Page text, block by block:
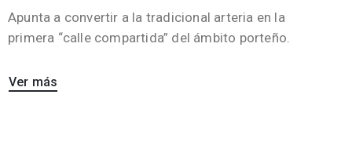
Apunta a convertir a la tradicional arteria en la
primera “calle compartida” del ámbito porteño.
Ver más